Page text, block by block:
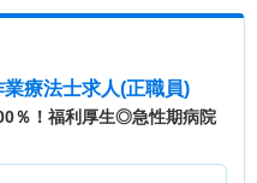
業療法士求人(正職員)
％！福利厚生◎急性期病院